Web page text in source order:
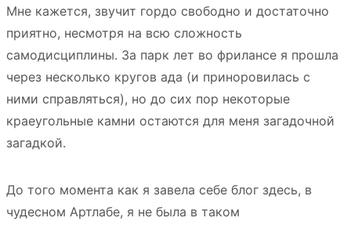
Мне кажется, звучит гордо свободно и достаточно
приятно, несмотря на всю сложность
самодисциплины. За парк лет во фрилансе я прошла
через несколько кругов ада (и приноровилась с
ними справляться), но до сих пор некоторые
краеугольные камни остаются для меня загадочной
загадкой.
До того момента как я завела себе блог здесь, в
чудесном Артлабе, я не была в таком